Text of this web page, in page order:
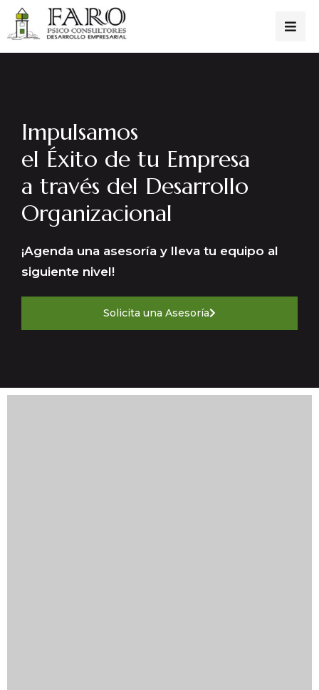
Impulsamos
el Éxito de tu Empresa
a través del Desarrollo
Organizacional
¡Agenda una asesoría y lleva tu equipo al
siguiente nivel!
Solicita una Asesoría